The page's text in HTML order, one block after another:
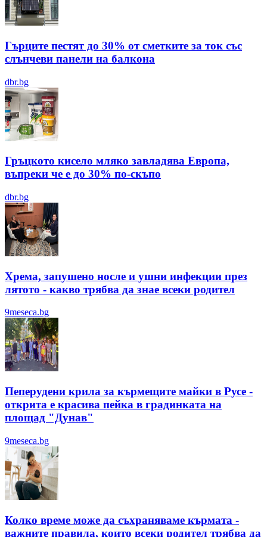
Гърците пестят до 30% от сметките за ток със
слънчеви панели на балкона
dbr.bg
Гръцкото кисело мляко завладява Европа,
въпреки че е до 30% по-скъпо
dbr.bg
Хрема, запушено носле и ушни инфекции през
лятотo - какво трябва да знае всеки родител
9meseca.bg
Пеперудени крила за кърмещите майки в Русе -
открита е красива пейка в градинката на
площад "Дунав"
9meseca.bg
Колко време може да съхраняваме кърмата -
важните правила, които всеки родител трябва да